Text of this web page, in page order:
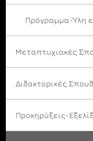
Πρόγραμμα-Ύλη
Μεταπτυχιακές
Διδακτορικές
Προκηρύξεις-